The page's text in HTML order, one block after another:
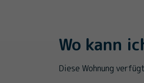
Wo kann
Diese Wohnung